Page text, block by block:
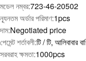
মডেল নম্বর:723-46-20502
ন্যূনতম অর্ডার পরিমাণ:1pcs
দাম:Negotiated price
পেমেন্ট শর্তাবলী:টি / টি, আলিবাবার
সরবরাহ ক্ষমতা:1000pcs